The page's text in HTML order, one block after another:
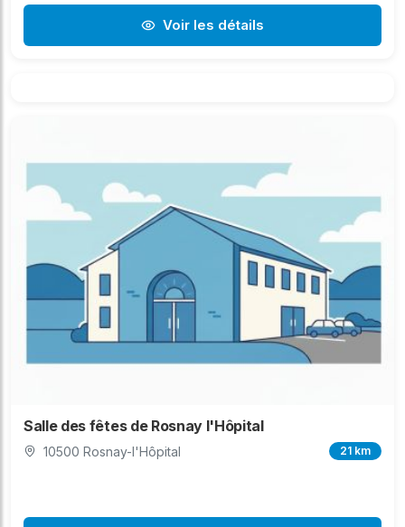
Voir les détails
Salle des fêtes de Rosnay l'Hôpital
10500 Rosnay-l'Hôpital 21 km